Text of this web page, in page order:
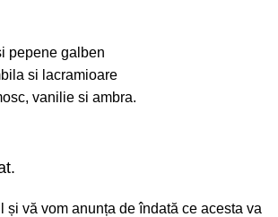
pepene galben
si lacramioare
vanilie si ambra.
vă vom anunța de îndată ce acesta va